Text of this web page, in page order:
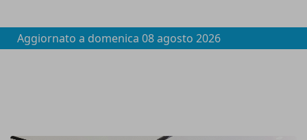
Aggiornato a domenica 08 agosto 2026